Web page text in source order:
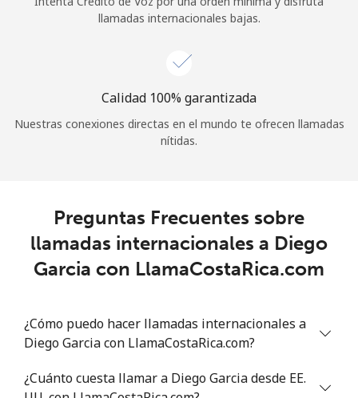
llamadas internacionales bajas.
Calidad 100% garantizada
Nuestras conexiones directas en el mundo te ofrecen llamadas
nítidas.
Preguntas Frecuentes sobre
llamadas internacionales a Diego
Garcia con LlamaCostaRica.com
¿Cómo puedo hacer llamadas internacionales a
Diego Garcia con LlamaCostaRica.com?
¿Cuánto cuesta llamar a Diego Garcia desde EE.